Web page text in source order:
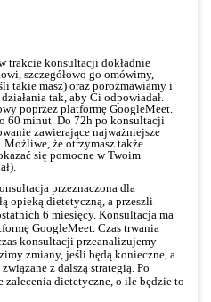
trakcie konsultacji dokładnie
szczegółowo go omówimy,
takie masz) oraz porozmawiamy i
tak, aby Ci odpowiadał.
poprzez platformę GoogleMeet.
60 minut. Do 72h po konsultacji
zawierające najważniejsze
że otrzymasz także
się pomocne w Twoim
przeznaczona dla
opieką dietetyczną, a przeszli
6 miesięcy. Konsultacja ma
GoogleMeet. Czas trwania
konsultacji przeanalizujemy
zmiany, jeśli będą konieczne, a
z dalszą strategią. Po
dietetyczne, o ile będzie to